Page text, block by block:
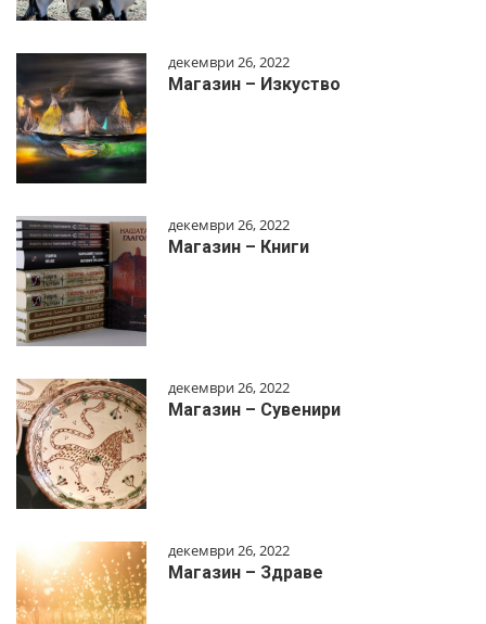
декември 26, 2022
Магазин – Изкуство
декември 26, 2022
Магазин – Книги
декември 26, 2022
Магазин – Сувенири
декември 26, 2022
Магазин – Здраве